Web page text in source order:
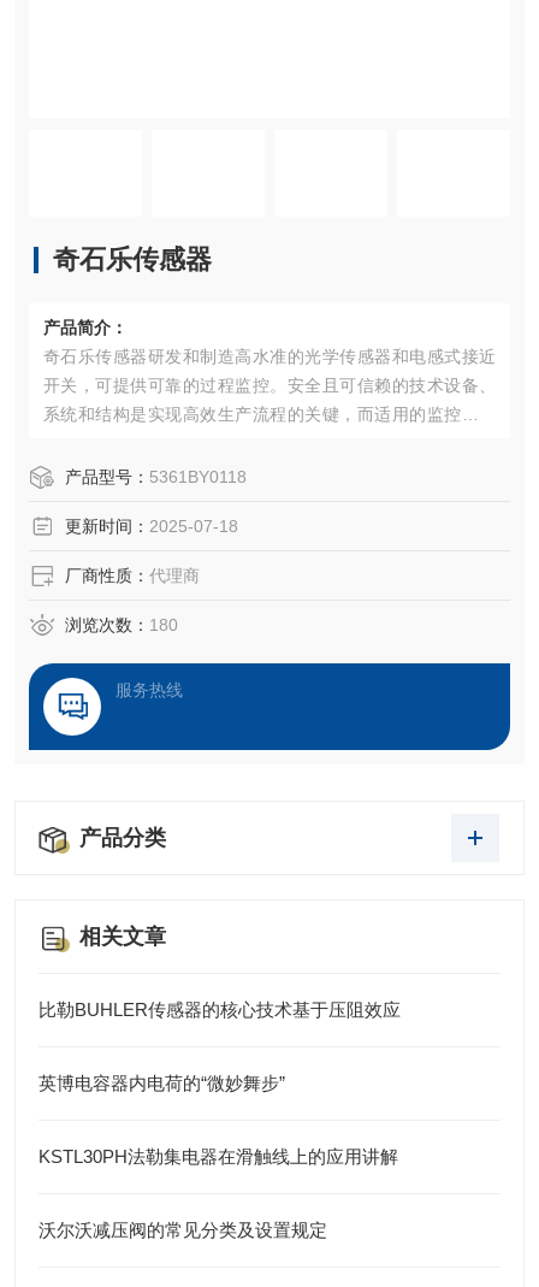
奇石乐传感器
产品简介：
奇石乐传感器研发和制造高水准的光学传感器和电感式接近
开关，可提供可靠的过程监控。安全且可信赖的技术设备、
系统和结构是实现高效生产流程的关键，而适用的监控系统
控制（刀具浸入深度测量）等功能保证了冲压和成型过程中
程中的高可靠性和成本效益：故障可在早期阶段被检测到，
产品型号： 5361BY0118
更新时间： 2025-07-18
厂商性质： 代理商
浏览次数： 180
服务热线
产品分类
相关文章
比勒BUHLER传感器的核心技术基于压阻效应
英博电容器内电荷的“微妙舞步”
KSTL30PH法勒集电器在滑触线上的应用讲解
沃尔沃减压阀的常见分类及设置规定